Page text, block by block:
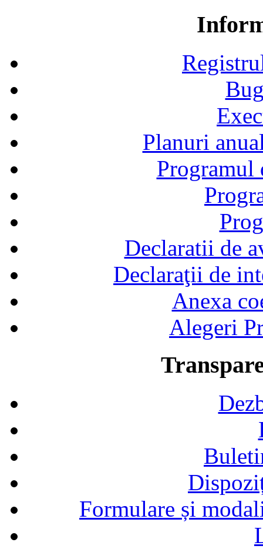
Planuri
Declaratii de
Declaraţii de
Anexa
Alegeri
Formulare și